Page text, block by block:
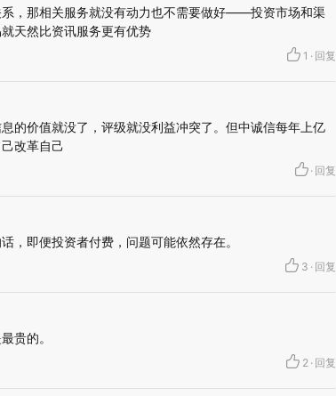
，那相关服务就没有动力也不需要做好——投资市场和渠
天然比资讯服务更有优势
1 · 回复
的价值就没了，评级就没利益冲突了。但中诚信每年上亿
改革自己
· 回复
，即便投资者付费，问题可能依然存在。
3 · 回复
贵的。
2 · 回复